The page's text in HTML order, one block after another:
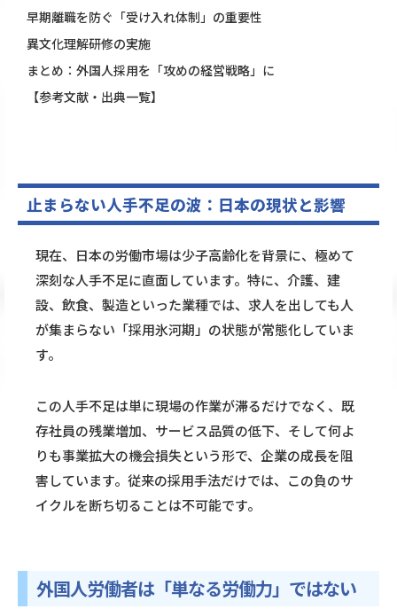
早期離職を防ぐ「受け入れ体制」の重要性
異文化理解研修の実施
まとめ：外国人採用を「攻めの経営戦略」に
【参考文献・出典一覧】
止まらない人手不足の波：日本の現状と影響
現在、日本の労働市場は少子高齢化を背景に、極めて
深刻な人手不足に直面しています。特に、介護、建
設、飲食、製造といった業種では、求人を出しても人
が集まらない「採用氷河期」の状態が常態化していま
す。
この人手不足は単に現場の作業が滞るだけでなく、既
存社員の残業増加、サービス品質の低下、そして何よ
りも事業拡大の機会損失という形で、企業の成長を阻
害しています。従来の採用手法だけでは、この負のサ
イクルを断ち切ることは不可能です。
外国人労働者は「単なる労働力」ではない